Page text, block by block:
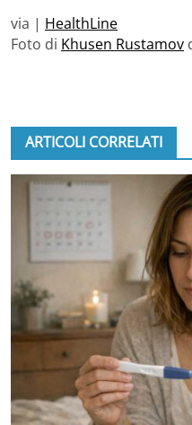
via | HealthLine
Foto di Khusen Rustamov
ARTICOLI CORRELATI